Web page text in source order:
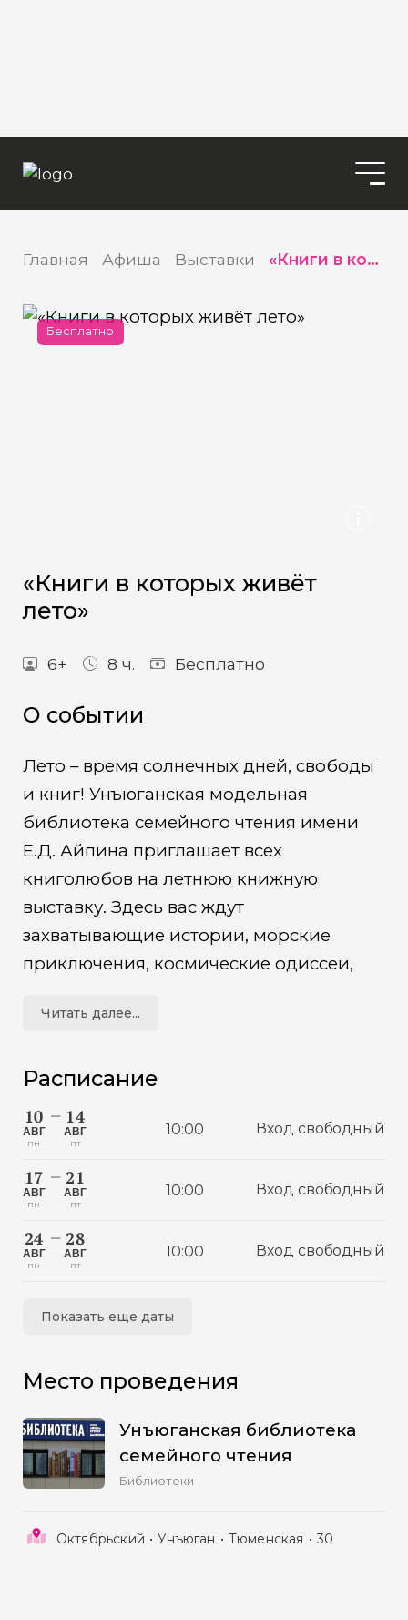
Главная Афиша Выставки «Книги в которых живёт лето»
Бесплатно
«Книги в которых живёт
лето»
6+ 8 ч. Бесплатно
О событии
Лето – время солнечных дней, свободы
и книг! Унъюганская модельная
библиотека семейного чтения имени
Е.Д. Айпина приглашает всех
книголюбов на летнюю книжную
выставку. Здесь вас ждут
захватывающие истории, морские
приключения, космические одиссеи,
для малышей. Откройте для себя новые
мир литературы, насладитесь
произведениями и пополните свою
литературными сокровищами.
Читать далее...
Расписание
10
ПН
АВГ
— 14
ПТ
АВГ 10:00 Вход свободный
17
ПН
АВГ
— 21
ПТ
АВГ 10:00 Вход свободный
24
ПН
АВГ
— 28
ПТ
АВГ 10:00 Вход свободный
Показать еще даты
Место проведения
Унъюганская библиотека
семейного чтения
Библиотеки
Октябрьский Унъюган Тюменская 30